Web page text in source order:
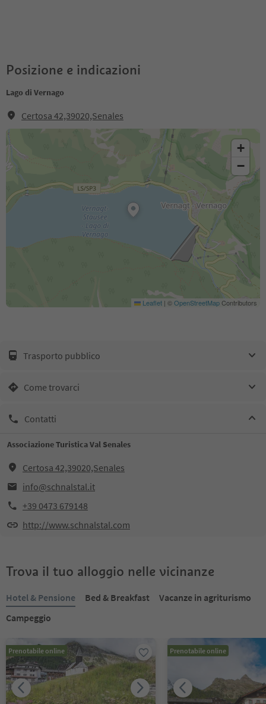
Posizione e indicazioni
Lago di Vernago
Certosa 42,39020,Senales
+
−
Leaflet | ©OpenStreetMapContributors
Trasporto pubblico
Come trovarci
Contatti
Associazione Turistica Val Senales
Certosa 42,39020,Senales
info@schnalstal.it
+39 0473 679148
http://www.schnalstal.com
Trova il tuo alloggio nelle vicinanze
Hotel & Pensione Bed & Breakfast
Vacanze in agriturismo
Campeggio
Prenotabile online Prenotabile online